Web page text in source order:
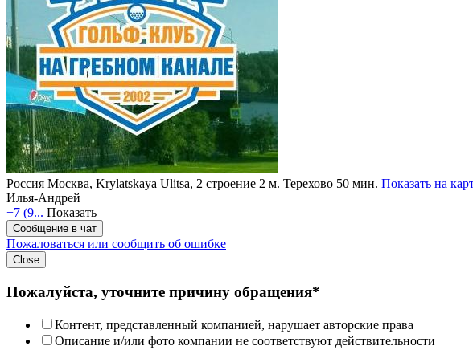
Россия Москва, Krylatskaya Ulitsa, 2 строение 2 м. Терехово 50 мин. Показать на
Илья-Андрей
+7 (9... Показать
Сообщение в чат
Пожаловаться или сообщить об ошибке
Close
Пожалуйста, уточните причину обращения*
Контент, представленный компанией, нарушает авторские права
Описание и/или фото компании не соответствуют действительности